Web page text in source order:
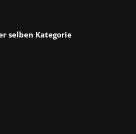
selben Kategorie